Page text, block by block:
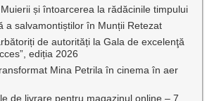
și întoarcerea la rădăcinile timpului
a salvamontiștilor în Munții Retezat
de autorități la Gala de excelenţă
ediția 2026
Mina Petrila în cinema în aer
de livrare pentru magazinul online – 7